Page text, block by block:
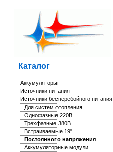
Каталог
Аккумуляторы
Источники питания
Источники бесперебойного питания
Для систем отопления
Однофазные 220В
Трехфазные 380В
Встраиваемые 19"
Постоянного напряжения
Аккумуляторные модули